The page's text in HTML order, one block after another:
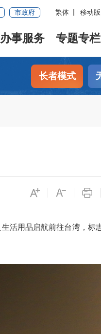
市政府 繁体 移动版
办事服务 专题专栏
长者模式
活用品启航前往台湾，标